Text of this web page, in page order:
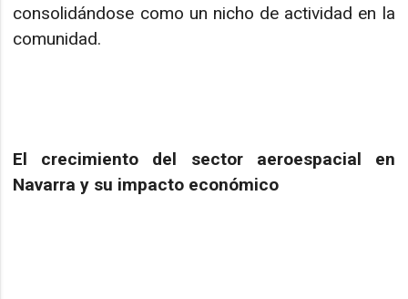
consolidándose como un nicho de actividad en la
comunidad.
El crecimiento del sector aeroespacial en
Navarra y su impacto económico